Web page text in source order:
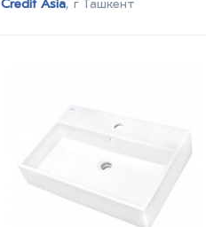
Credit Asia, г Ташкент